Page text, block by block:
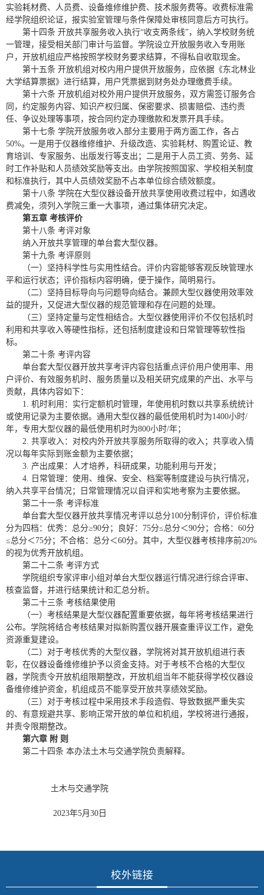
实验耗材费、人员费、设备维修维护费、技术服务费等。收费标准需
经学院组织论证，报实验室管理与条件保障处审核同意后方可执行。
第十四条 开放共享服务收入执行“收支两条线”，纳入学校财务统
一管理，接受相关部门审计与监督。学院设立开放服务收入专用账
户，开放机组应严格按照学校财务要求结算，不得私自收取现金。
第十五条 开放机组对校内用户提供开放服务，应依据《东北林业
大学结算票据》进行结算，用户凭票据到财务处办理缴费手续。
第十六条 开放机组对校外用户提供开放服务，双方需签订服务合
同，约定服务内容、知识产权归属、保密要求、损害赔偿、违约责
任、争议处理等事项，按合同约定办理缴款和发票开具手续。
第十七条 学院开放服务收入部分主要用于两方面工作，各占
50%。一是用于仪器维修维护、升级改造、实验耗材、购置论证、教
育培训、专家服务、出版发行等支出；二是用于人员工资、劳务、延
时工作补贴和人员绩效奖励等支出。由学院按照国家、学校相关制度
和标准执行，其中人员绩效奖励不占本单位综合绩效额度。
第十八条 学院在大型仪器设备开放共享使用收费过程中，如遇收
费减免，须列入学院三重一大事项，通过集体研究决定。
第五章 考核评价
第十八条 考评对象
纳入开放共享管理的单台套大型仪器。
第十九条 考评原则
（一）坚持科学性与实用性结合。评价内容能够客观反映管理水
平和运行状态；评价指标内容明确，便于操作，简明易行。
（二）坚持目标导向与问题导向结合。兼顾大型仪器使用效率效
益的提升，又促进大型仪器的规范管理和存在问题的处理。
（三）坚持定量与定性相结合。大型仪器使用评价不仅包括机时
利用和共享收入等硬性指标，还包括制度建设和日常管理等软性指
标。
第二十条 考评内容
单台套大型仪器开放共享考评内容包括重点评价用户使用率、用
户评价、有效服务机时、服务质量以及相关研究成果的产出、水平与
贡献，具体内容如下：
1. 机时利用：实行定额机时管理，年使用机时数以共享系统统计
或使用记录为主要依据。通用大型仪器的最低使用机时为1400小时/
年，专用大型仪器的最低使用机时为800小时/年；
2. 共享收入：对校内外开放共享服务所取得的收入；共享收入情
况以每年实际到账金额为主要依据；
3. 产出成果：人才培养，科研成果，功能利用与开发；
4. 日常管理：使用、维保、安全、档案等制度建设与执行情况，
纳入共享平台情况；日常管理情况以自评和实地考察为主要依据。
第二十一条 考评标准
单台套大型仪器开放共享情况考评以总分100分制评价，评价标准
分为四档：优秀：总分≥90分；良好：75分≤总分＜90分；合格：60分
≤总分＜75分；不合格：总分＜60分。其中，大型仪器考核排序前20%
的视为优秀开放机组。
第二十二条 考评方式
学院组织专家评审小组对单台大型仪器运行情况进行综合评审、
核查监督，并进行结果统计和汇总分析。
第二十三条 考核结果使用
（一）考核结果是大型仪器配置重要依据，每年将考核结果进行
公布。学院将结合考核结果对拟新购置仪器开展查重评议工作，避免
资源重复建设。
（二）对于考核优秀的大型仪器，学院将对其开放机组进行表
彰，在仪器设备维修维护予以资金支持。对于考核不合格的大型仪
器，学院责令开放机组限期整改，开放机组当年不能获得学校仪器设
备维修维护资金，机组成员不能享受开放共享绩效奖励。
（三）对于考核过程中采用技术手段造假、导致数据严重失实
的、有意规避共享、影响正常开放的单位和机组，学校将进行通报，
并责令限期整改。
第六章 附 则
第二十四条 本办法土木与交通学院负责解释。
土木与交通学院
2023年5月30日
校外链接